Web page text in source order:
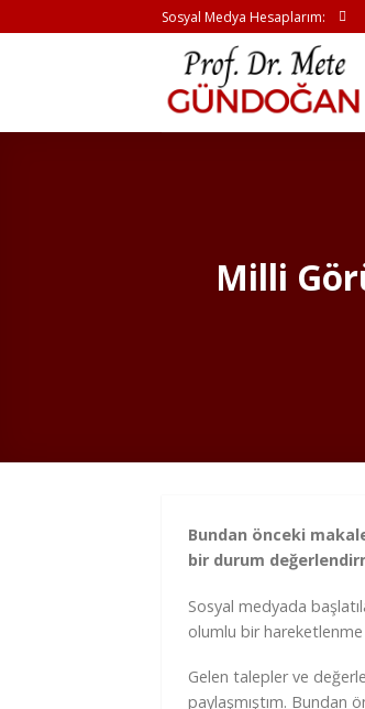
atla
Sosyal Medya Hesaplarım:
Milli
Bundan önceki
bir durum
Sosyal medyada
olumlu bir hareketlenme
Gelen talepler ve
paylaşmıştım. Bundan